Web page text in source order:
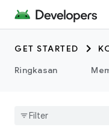
GET STARTED
Ringkasan